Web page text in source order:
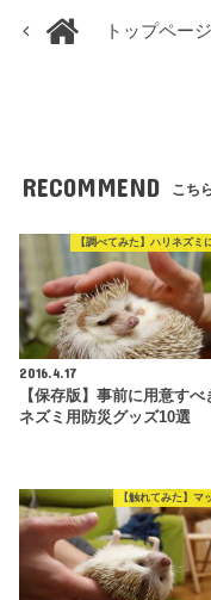
トップペー
RECOMMEND こち
【調べてみた】ハリネズミ
2016.4.17
【保存版】事前に用意すべ
ネズミ用防災グッズ10選
【触れてみた】マ